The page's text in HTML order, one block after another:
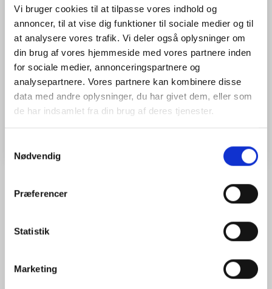
Vi bruger cookies til at tilpasse vores indhold og
annoncer, til at vise dig funktioner til sociale medier og til
at analysere vores trafik. Vi deler også oplysninger om
din brug af vores hjemmeside med vores partnere inden
for sociale medier, annonceringspartnere og
analysepartnere. Vores partnere kan kombinere disse
data med andre oplysninger, du har givet dem, eller som
de har indsamlet fra din brug af deres tjenester.
Nødvendig
Præferencer
Statistik
Marketing
Specifikationer:
Prismekonstant: -7mm
Offset: 87mm
Gevind:
5/8 x 11
Model/varenr.: 1004684-01
Læg i kurv
Der er endnu ikke nogen anmeldelser her. Vi vil være glade for
Tilføj anmeldelse: